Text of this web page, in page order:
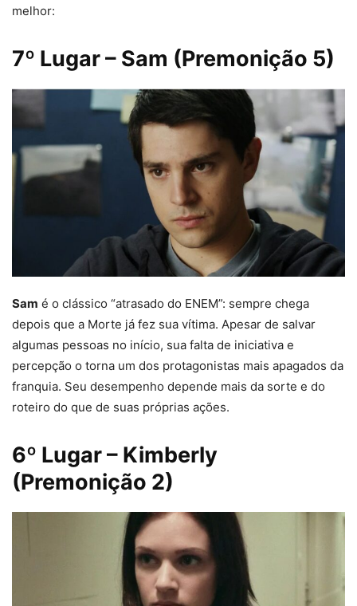
melhor:
7º Lugar – Sam (Premonição 5)
Sam é o clássico “atrasado do ENEM”: sempre chega
depois que a Morte já fez sua vítima. Apesar de salvar
algumas pessoas no início, sua falta de iniciativa e
percepção o torna um dos protagonistas mais apagados da
franquia. Seu desempenho depende mais da sorte e do
roteiro do que de suas próprias ações.
6º Lugar – Kimberly
(Premonição 2)